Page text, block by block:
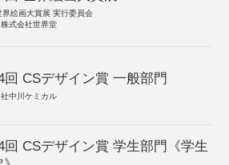
界絵画大賞展 実行委員会
式会社世界堂
回 CSデザイン賞 一般部門
中川ケミカル
回 CSデザイン賞 学生部門《学生